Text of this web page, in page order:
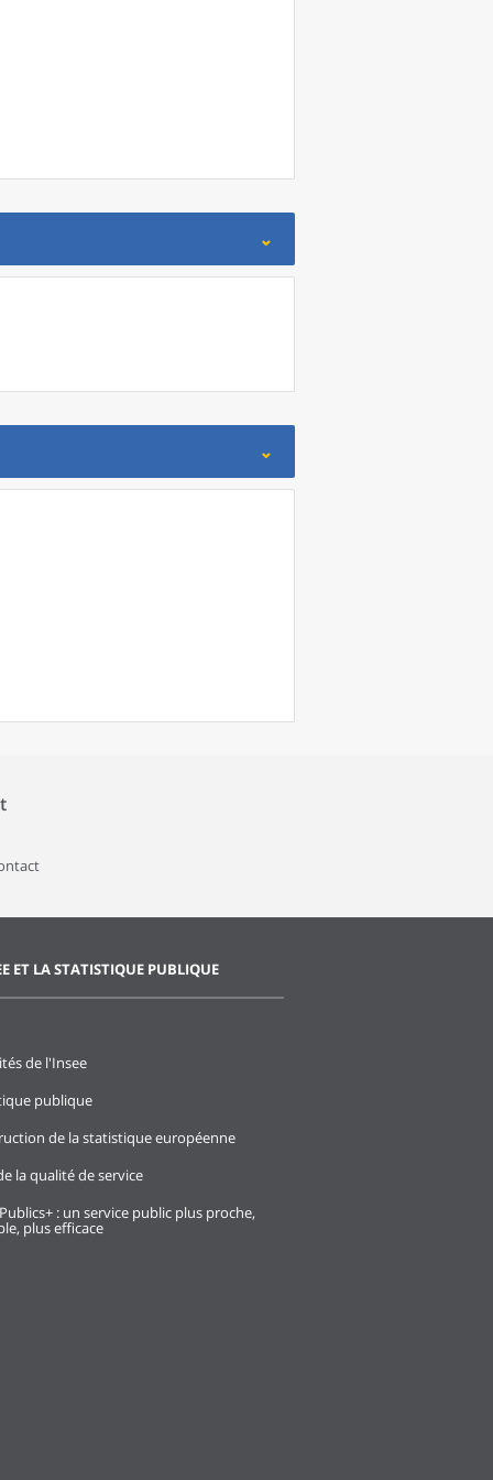
ET LA STATISTIQUE PUBLIQUE
de l'Insee
publique
de la statistique européenne
la qualité de service
: un service public plus proche,
plus efficace